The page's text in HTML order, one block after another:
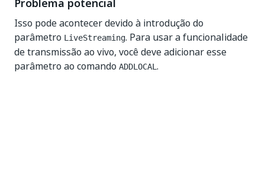
Problema potencial
Isso pode acontecer devido à introdução do
parâmetro LiveStreaming. Para usar a funcionalidade
de transmissão ao vivo, você deve adicionar esse
parâmetro ao comando ADDLOCAL .